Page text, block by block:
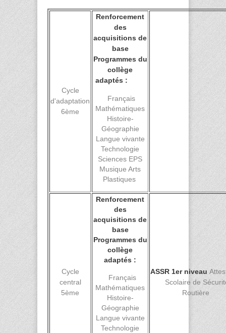
Cycle
d'adaptation
6ème
Renforcement
des
acquisitions de
base
Programmes du
collège
adaptés :
Français
Mathématiques
Histoire-
Géographie
Langue vivante
Technologie
Sciences EPS
Musique Arts
Plastiques
Cycle
central
5ème
Renforcement
des
acquisitions de
base
Programmes du
collège
adaptés :
Français
Mathématiques
Histoire-
Géographie
Langue vivante
Technologie
ASSR 1er niveau
Scolaire de
Routière